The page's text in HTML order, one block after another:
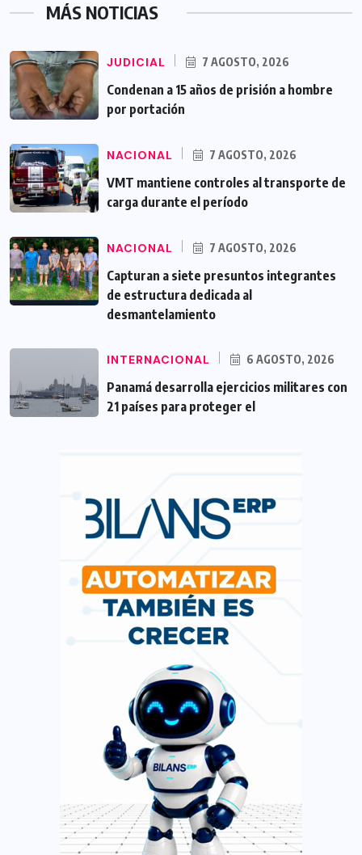
MÁS NOTICIAS
JUDICIAL 7 AGOSTO, 2026
Condenan a 15 años de prisión a hombre
por portación
NACIONAL 7 AGOSTO, 2026
VMT mantiene controles al transporte de
carga durante el período
NACIONAL 7 AGOSTO, 2026
Capturan a siete presuntos integrantes
de estructura dedicada al
desmantelamiento
INTERNACIONAL 6 AGOSTO, 2026
Panamá desarrolla ejercicios militares con
21 países para proteger el